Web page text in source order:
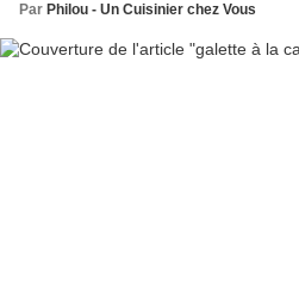
Par Philou - Un Cuisinier chez Vous